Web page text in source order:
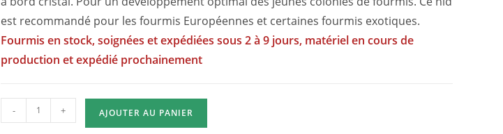
est recommandé pour les fourmis Européennes et certaines fourmis exotiques.
Fourmis en stock, soignées et expédiées sous 2 à 9 jours, matériel en cours de
production et expédié prochainement
quantité
de
- + AJOUTER AU PANIER